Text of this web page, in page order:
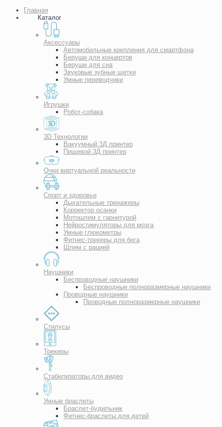
Главная
Каталог
Аксессуары
Автомобильные крепления для смартфона
Беруши для концертов
Беруши для сна
Звуковые зубные щетки
Умные переводчики
Игрушки
Робот-собака
3D Технологии
Вакуумный 3Д принтер
Пищевой 3Д принтер
Очки виртуальной реальности
Спорт и здоровье
Дыхательные тренажеры
Корректор осанки
Мотошлем с гарнитурой
Нейростимуляторы для мозга
Умные глюкометры
Фитнес-трекеры для бега
Шлем с рацией
Наушники
Беспроводные наушники
Беспроводные полноразмерные наушники
Проводные наушники
Проводные полноразмерные наушники
Стилусы
Трекеры
Стабилизаторы для видео
Умные браслеты
Браслет-будильник
Фитнес-браслеты для детей